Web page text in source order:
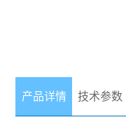
产品详情 技术参数